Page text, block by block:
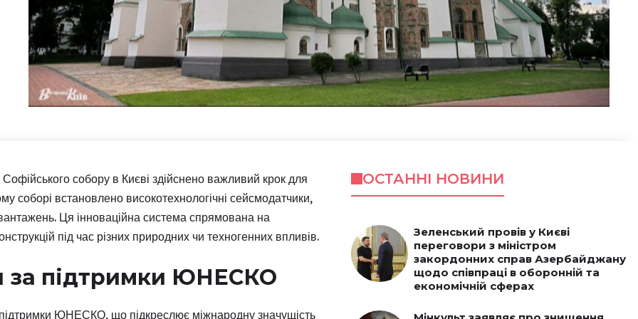
собору в Києві здійснено важливий крок для
соборі встановлено високотехнологічні сейсмодатчики,
Ця інноваційна система спрямована на
під час різних природних чи техногенних впливів.
за підтримки ЮНЕСКО
ЮНЕСКО, що підкреслює міжнародну значущість
ОСТАННІ НОВИНИ
Зеленський провів у Києві
переговори з міністром
закордонних справ Азербайджану
щодо співпраці в оборонній та
економічній сферах